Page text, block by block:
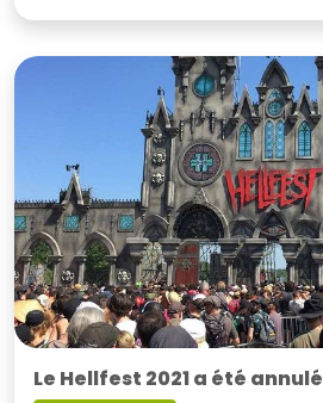
Le Hellfest 2021 a été annulé